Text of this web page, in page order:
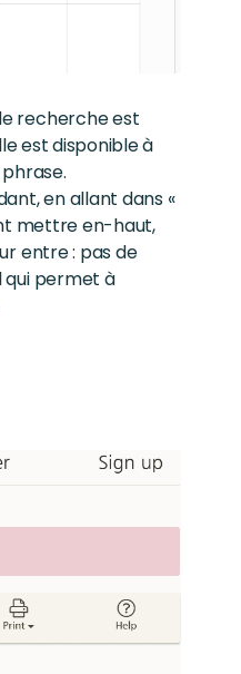
recherche est
est disponible à
en allant dans «
mettre en-haut,
entre : pas de
qui permet à